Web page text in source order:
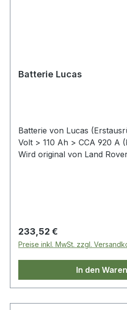
Batterie Lucas
Batterie von Lucas
Volt > 110 Ah > CCA 920 A
Wird original von Land
Regulärer Preis:
233,52 €
Preise inkl. MwSt. zzgl.
In den